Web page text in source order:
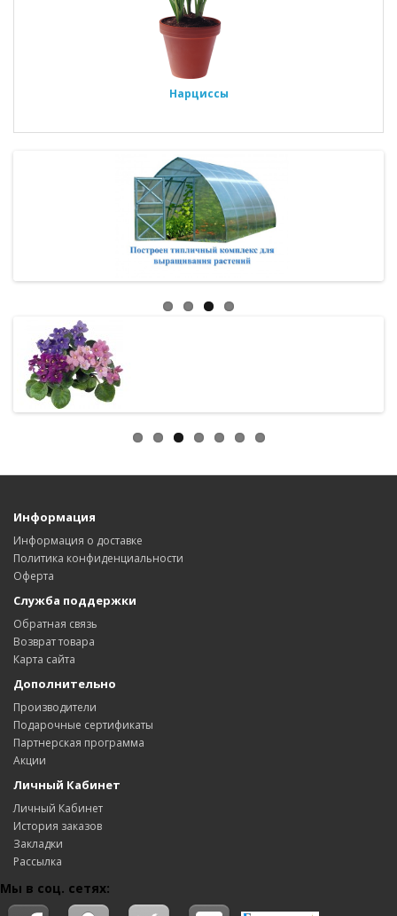
Нарциссы
Информация
Информация о доставке
Политика конфиденциальности
Оферта
Служба поддержки
Обратная связь
Возврат товара
Карта сайта
Дополнительно
Производители
Подарочные сертификаты
Партнерская программа
Акции
Личный Кабинет
Личный Кабинет
История заказов
Закладки
Рассылка
Мы в соц. сетях: